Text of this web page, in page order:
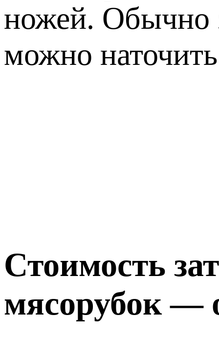
ножей. Обычно
можно
Стоимость
мясорубок —